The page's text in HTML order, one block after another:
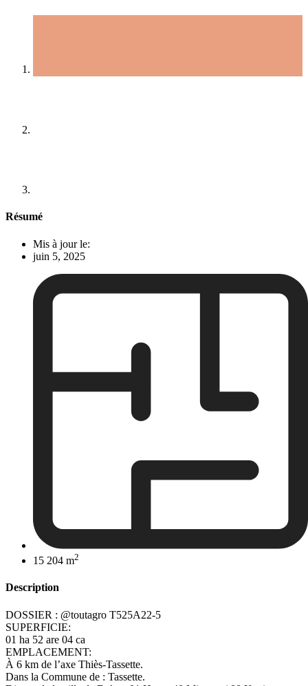
Résumé
Mis à jour le:
juin 5, 2025
15 204 m2
Description
DOSSIER : @toutagro T525A22-5
SUPERFICIE:
01 ha 52 are 04 ca
EMPLACEMENT:
À 6 km de l’axe Thiès-Tassette.
Dans la Commune de : Tassette.